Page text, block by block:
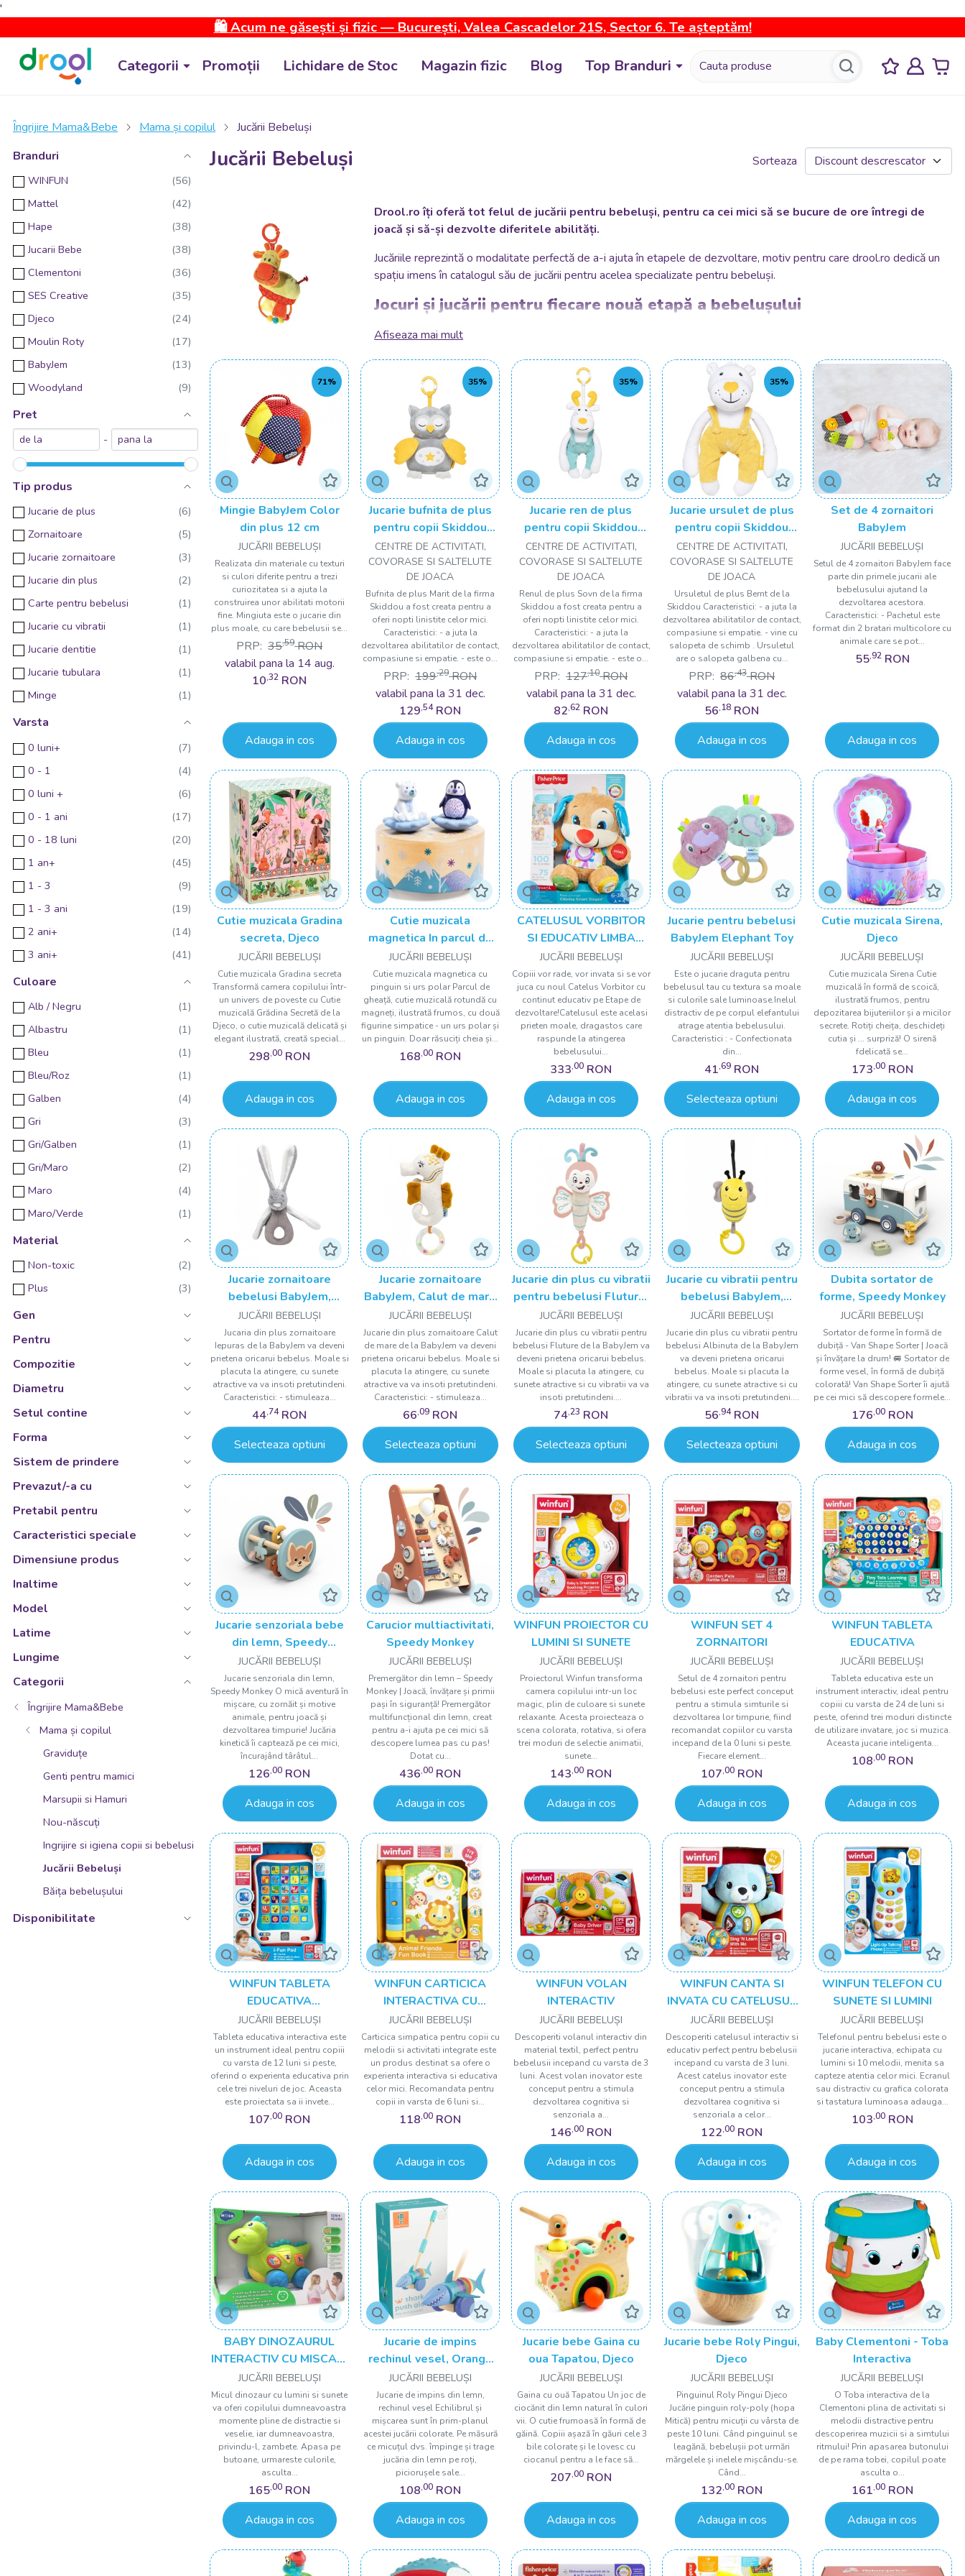
'
🛍️ Acum ne găsești și fizic — București, Valea Cascadelor 21S, Sector 6. Te așteptăm!
Categorii Promoții Lichidare de Stoc Magazin fizic Blog Top Branduri
Îngrijire Mama&Bebe Mama și copilul
Jucării Bebeluși
Branduri
WINFUN
Mattel
Hape
Jucarii Bebe
Clementoni
SES Creative
Djeco
Moulin Roty
BabyJem
Woodyland
Skiddou
drool
THE LEARNING JOURNEY
Galt
Hand2Mind
LISCIANI
Little Learner
Simba
Pret
-
Tip produs
Jucarie de plus
Zornaitoare
Jucarie zornaitoare
Jucarie din plus
Carte pentru bebelusi
Jucarie cu vibratii
Jucarie dentitie
Jucarie tubulara
Minge
Varsta
0 luni+
0 - 1
0 luni +
0 - 1 ani
0 - 18 luni
1 an+
1 - 3
1 - 3 ani
2 ani+
3 ani+
3 - 6
3 luni +
3 luni
3 - 6 ani
4 ani+
5 ani+
6 ani+
6 luni+
6 - 9
6 luni +
6 - 9 Ani
9 - 12 ani
10 luni+
10 luni
10 luni +
12 luni+
12 Luni +
18 luni+
18 luni +
18 luni - 3 ani
Culoare
Alb / Negru
Albastru
Bleu
Bleu/Roz
Galben
Gri
Gri/Galben
Gri/Maro
Maro
Maro/Verde
Multicolor
Portocaliu
Rosu/Verde
Verde
Verde/Portocaliu
Material
Non-toxic
Plus
Gen
Pentru
Compozitie
Diametru
Setul contine
Forma
Sistem de prindere
Prevazut/-a cu
Pretabil pentru
Caracteristici speciale
Dimensiune produs
Inaltime
Model
Latime
Lungime
Categorii
Îngrijire Mama&Bebe
Mama și copilul
Graviduțe
Genti pentru mamici
Marsupii si Hamuri
Nou-născuți
Ingrijire si igiena copii si bebelusi
Jucării Bebeluși
Băița bebelușului
Disponibilitate
Jucării Bebeluși Sorteaza
Drool.ro îți oferă tot felul de jucării pentru bebeluși, pentru ca cei mici să se bucure de ore întregi de
joacă și să-și dezvolte diferitele abilități.
Jucăriile reprezintă o modalitate perfectă de a-i ajuta în etapele de dezvoltare, motiv pentru care drool.ro dedică un
spațiu imens în catalogul său de jucării pentru acelea specializate pentru bebeluși.
Jocuri și jucării pentru fiecare nouă etapă a bebelușului
Jucăriile pentru vârstele fragede trebuie adaptate stadiului de dezvoltare în care se află cei mici pe măsură ce
turnuri de învățare,jucării zornăitoare
în culori frumoase, jucării pentru dentiție, jucării muzicale, senzoriale și multe
altele. Toate jucăriile pe care le adună drool.ro sunt concepute astfel încât cei mici să poată profita de ele ore în șir și
să nu se plictisească.
Este important ca acestea să aibă forme, culori, țesături și sunete care le atrag atenția pentru că, în copilărie, atenția
lor este concentrată pe tot ceea ce percep simțurile. Dezvoltarea abilităților lor senzoriale și motrice vine mână în
mână cu jucăriile pe care le punem la îndemână, așa că este important să alegi jucăria potrivită.
Așadar, răsfoiește catalogul nostru de jucării pentru bebeluși și alege varianta potrivită pentru micuțul tău!
Afiseaza mai mult
71%
Mingie BabyJem Color
din plus 12 cm
JUCĂRII BEBELUȘI
Realizata din materiale cu texturi
si culori diferite pentru a trezi
curiozitatea si a ajuta la
construirea unor abilitati motorii
fine. Mingiuta este o jucarie din
plus moale, cu care bebelusii se...
PRP: 35,59 RON
valabil pana la 14 aug.
10,32 RON
Adauga in cos
35%
Jucarie bufnita de plus
pentru copii Skiddou
Marit, cu sunete albe,
25x11 cm
CENTRE DE ACTIVITATI,
COVORASE SI SALTELUTE
DE JOACA
Bufnita de plus Marit de la firma
Skiddou a fost creata pentru a
oferi nopti linistite celor mici.
Caracteristici: - a juta la
dezvoltarea abilitatilor de contact,
compasiune si empatie. - este o...
PRP: 199,29 RON
valabil pana la 31 dec.
129,54 RON
Adauga in cos
35%
Jucarie ren de plus
pentru copii Skiddou
Sovn, cu sunete
muzicale, 35x12 cm
CENTRE DE ACTIVITATI,
COVORASE SI SALTELUTE
DE JOACA
Renul de plus Sovn de la firma
Skiddou a fost creata pentru a
oferi nopti linistite celor mici.
Caracteristici: - a juta la
dezvoltarea abilitatilor de contact,
compasiune si empatie. - este o...
PRP: 127,10 RON
valabil pana la 31 dec.
82,62 RON
Adauga in cos
35%
Jucarie ursulet de plus
pentru copii Skiddou
Bernt, 30 cm
CENTRE DE ACTIVITATI,
COVORASE SI SALTELUTE
DE JOACA
Ursuletul de plus Bernt de la
Skiddou Caracteristici: - a juta la
dezvoltarea abilitatilor de contact,
compasiune si empatie. - vine cu
salopeta de schimb . Ursuletul
are o salopeta galbena cu...
PRP: 86,43 RON
valabil pana la 31 dec.
56,18 RON
Adauga in cos
Set de 4 zornaitori
BabyJem
JUCĂRII BEBELUȘI
Setul de 4 zornaitori BabyJem face
parte din primele jucarii ale
bebelusului ajutand la
dezvoltarea acestora.
Caracteristici: - Pachetul este
format din 2 bratari multicolore cu
animale care se pot...
55,92 RON
Adauga in cos
Cutie muzicala Gradina
secreta, Djeco
JUCĂRII BEBELUȘI
Cutie muzicala Gradina secreta
Transformă camera copilului într-
un univers de poveste cu Cutie
muzicală Grădina Secretă de la
Djeco, o cutie muzicală delicată și
elegant ilustrată, creată special...
298,00 RON
Adauga in cos
Cutie muzicala
magnetica In parcul de
gheata, Djeco
JUCĂRII BEBELUȘI
Cutie muzicala magnetica cu
pinguin si urs polar Parcul de
gheață, cutie muzicală rotundă cu
magneți, ilustrată frumos, cu două
figurine simpatice - un urs polar și
un pinguin. Doar răsuciți cheia și...
168,00 RON
Adauga in cos
CATELUSUL VORBITOR
SI EDUCATIV LIMBA
ROMANA FISHER PRICE
JUCĂRII BEBELUȘI
Copiii vor rade, vor invata si se vor
juca cu noul Catelus Vorbitor cu
continut educativ pe Etape de
dezvoltare!Catelusul este acelasi
prieten moale, dragastos care
raspunde la atingerea
bebelusului...
333,00 RON
Adauga in cos
Jucarie pentru bebelusi
BabyJem Elephant Toy
JUCĂRII BEBELUȘI
Este o jucarie draguta pentru
bebelusul tau cu textura sa moale
si culorile sale luminoase.Inelul
distractiv de pe corpul elefantului
atrage atentia bebelusului.
Caracteristici : - Confectionata
din...
41,69 RON
Selecteaza optiuni
Cutie muzicala Sirena,
Djeco
JUCĂRII BEBELUȘI
Cutie muzicala Sirena Cutie
muzicală în formă de scoică,
ilustrată frumos, pentru
depozitarea bijuteriilor și a micilor
secrete. Rotiți cheița, deschideți
cutia și ... surpriză! O sirenă
fdelicată se...
173,00 RON
Adauga in cos
Jucarie zornaitoare
bebelusi BabyJem,
Iepuras din plus, 3 luni+
JUCĂRII BEBELUȘI
Jucaria din plus zornaitoare
Iepuras de la BabyJem va deveni
prietena oricarui bebelus. Moale si
placuta la atingere, cu sunete
atractive va va insoti pretutindeni.
Caracteristici: - stimuleaza...
44,74 RON
Selecteaza optiuni
Jucarie zornaitoare
BabyJem, Calut de mare
din plus, 3 luni+
JUCĂRII BEBELUȘI
Jucarie din plus zornaitoare Calut
de mare de la BabyJem va deveni
prietena oricarui bebelus. Moale si
placuta la atingere, cu sunete
atractive va va insoti pretutindeni.
Caracteristici: - stimuleaza...
66,09 RON
Selecteaza optiuni
Jucarie din plus cu vibratii
pentru bebelusi Fluture,
6 luni+, BabyJem
JUCĂRII BEBELUȘI
Jucarie din plus cu vibratii pentru
bebelusi Fluture de la BabyJem va
deveni prietena oricarui bebelus.
Moale si placuta la atingere, cu
sunete atractive si cu vibratii va va
insoti pretutindeni....
74,23 RON
Selecteaza optiuni
Jucarie cu vibratii pentru
bebelusi BabyJem,
Albinuta din plus, 6 luni+
JUCĂRII BEBELUȘI
Jucarie din plus cu vibratii pentru
bebelusi Albinuta de la BabyJem
va deveni prietena oricarui
bebelus. Moale si placuta la
atingere, cu sunete atractive si cu
vibratii va va insoti pretutindeni....
56,94 RON
Selecteaza optiuni
Dubita sortator de
forme, Speedy Monkey
JUCĂRII BEBELUȘI
Sortator de forme în formă de
dubiță - Van Shape Sorter | Joacă
și învățare la drum! 🚐 Sortator de
forme vesel, în formă de dubiță
colorată! Van Shape Sorter îi ajută
pe cei mici să descopere formele...
176,00 RON
Adauga in cos
Jucarie senzoriala bebe
din lemn, Speedy
Monkey
JUCĂRII BEBELUȘI
Jucarie senzoriala din lemn,
Speedy Monkey O mică aventură în
mișcare, cu zornăit și motive
animale, pentru joacă și
dezvoltarea timpurie! Jucăria
kinetică îi captează pe cei mici,
încurajând târâtul...
126,00 RON
Adauga in cos
Carucior multiactivitati,
Speedy Monkey
JUCĂRII BEBELUȘI
Premergător din lemn – Speedy
Monkey | Joacă, învățare și primii
pași în siguranță! Premergător
multifuncțional din lemn, creat
pentru a-i ajuta pe cei mici să
descopere lumea pas cu pas!
Dotat cu...
436,00 RON
Adauga in cos
WINFUN PROIECTOR CU
LUMINI SI SUNETE
JUCĂRII BEBELUȘI
Proiectorul Winfun transforma
camera copilului intr-un loc
magic, plin de culoare si sunete
relaxante. Acesta proiecteaza o
scena colorata, rotativa, si ofera
trei moduri de selectie animatii,
sunete...
143,00 RON
Adauga in cos
WINFUN SET 4
ZORNAITORI
JUCĂRII BEBELUȘI
Setul de 4 zornaitori pentru
bebelusi este perfect conceput
pentru a stimula simturile si
dezvoltarea lor timpurie, fiind
recomandat copiilor cu varsta
incepand de la 0 luni si peste.
Fiecare element...
107,00 RON
Adauga in cos
WINFUN TABLETA
EDUCATIVA
JUCĂRII BEBELUȘI
Tableta educativa este un
instrument interactiv, ideal pentru
copiii cu varsta de 24 de luni si
peste, oferind trei moduri distincte
de utilizare invatare, joc si muzica.
Aceasta jucarie inteligenta...
108,00 RON
Adauga in cos
WINFUN TABLETA
EDUCATIVA
INTERACTIVA
JUCĂRII BEBELUȘI
Tableta educativa interactiva este
un instrument ideal pentru copiii
cu varsta de 12 luni si peste,
oferind o experienta educativa prin
cele trei niveluri de joc. Aceasta
este proiectata sa ii invete...
107,00 RON
Adauga in cos
WINFUN CARTICICA
INTERACTIVA CU
SUNETE
JUCĂRII BEBELUȘI
Carticica simpatica pentru copii cu
melodii si activitati integrate este
un produs destinat sa ofere o
experienta interactiva si educativa
celor mici. Recomandata pentru
copii in varsta de 6 luni si...
118,00 RON
Adauga in cos
WINFUN VOLAN
INTERACTIV
JUCĂRII BEBELUȘI
Descoperiti volanul interactiv din
material textil, perfect pentru
bebelusii incepand cu varsta de 3
luni. Acest volan inovator este
conceput pentru a stimula
dezvoltarea cognitiva si
senzoriala a...
146,00 RON
Adauga in cos
WINFUN CANTA SI
INVATA CU CATELUSUL
BLUEBERRY
JUCĂRII BEBELUȘI
Descoperiti catelusul interactiv si
educativ perfect pentru bebelusii
incepand cu varsta de 3 luni.
Acest catelus inovator este
conceput pentru a stimula
dezvoltarea cognitiva si
senzoriala a celor...
122,00 RON
Adauga in cos
WINFUN TELEFON CU
SUNETE SI LUMINI
JUCĂRII BEBELUȘI
Telefonul pentru bebelusi este o
jucarie interactiva, echipata cu
lumini si 10 melodii, menita sa
capteze atentia celor mici. Ecranul
sau distractiv cu grafica colorata
si tastatura luminoasa adauga...
103,00 RON
Adauga in cos
BABY DINOZAURUL
INTERACTIV CU MISCARI
MELODII SI LUMINI
JUCĂRII BEBELUȘI
Micul dinozaur cu lumini si sunete
va oferi copilului dumneavoastra
momente pline de distractie si
veselie, iar dumneavoastra,
privindu-l, zambete. Apasa pe
butoane, urmareste culorile,
asculta...
165,00 RON
Adauga in cos
Jucarie de impins
rechinul vesel, Orange
Tree Toys
JUCĂRII BEBELUȘI
Jucarie de impins din lemn,
rechinul vesel Echilibrul și
mișcarea sunt în prim-planul
acestei jucării colorate. Pe măsură
ce micuțul dvs. împinge și trage
jucăria din lemn pe roți,
piciorușele sale...
108,00 RON
Adauga in cos
Jucarie bebe Gaina cu
oua Tapatou, Djeco
JUCĂRII BEBELUȘI
Gaina cu ouă Tapatou Un joc de
ciocănit din lemn natural în culori
vii. O cutie frumoasă în formă de
găină. Copiii așază în găuri cele 3
bile colorate și le lovesc cu
ciocanul pentru a le face să...
207,00 RON
Adauga in cos
Jucarie bebe Roly Pingui,
Djeco
JUCĂRII BEBELUȘI
Pinguinul Roly Pingui Djeco
Jucărie pinguin roly-poly (hopa
Mitică) pentru micuții cu vârsta de
peste 10 luni. Când pinguinul se
leagănă, bebelușii pot urmări
mărgelele și inelele mișcându-se.
Când...
132,00 RON
Adauga in cos
Baby Clementoni - Toba
Interactiva
JUCĂRII BEBELUȘI
O Toba interactiva de la
Clementoni plina de activitati si
melodii distractive pentru
descoperirea muzicii si a simtului
ritmului! Prin apasarea butonului
de pe rama tobei, copilul poate
asculta o...
161,00 RON
Adauga in cos